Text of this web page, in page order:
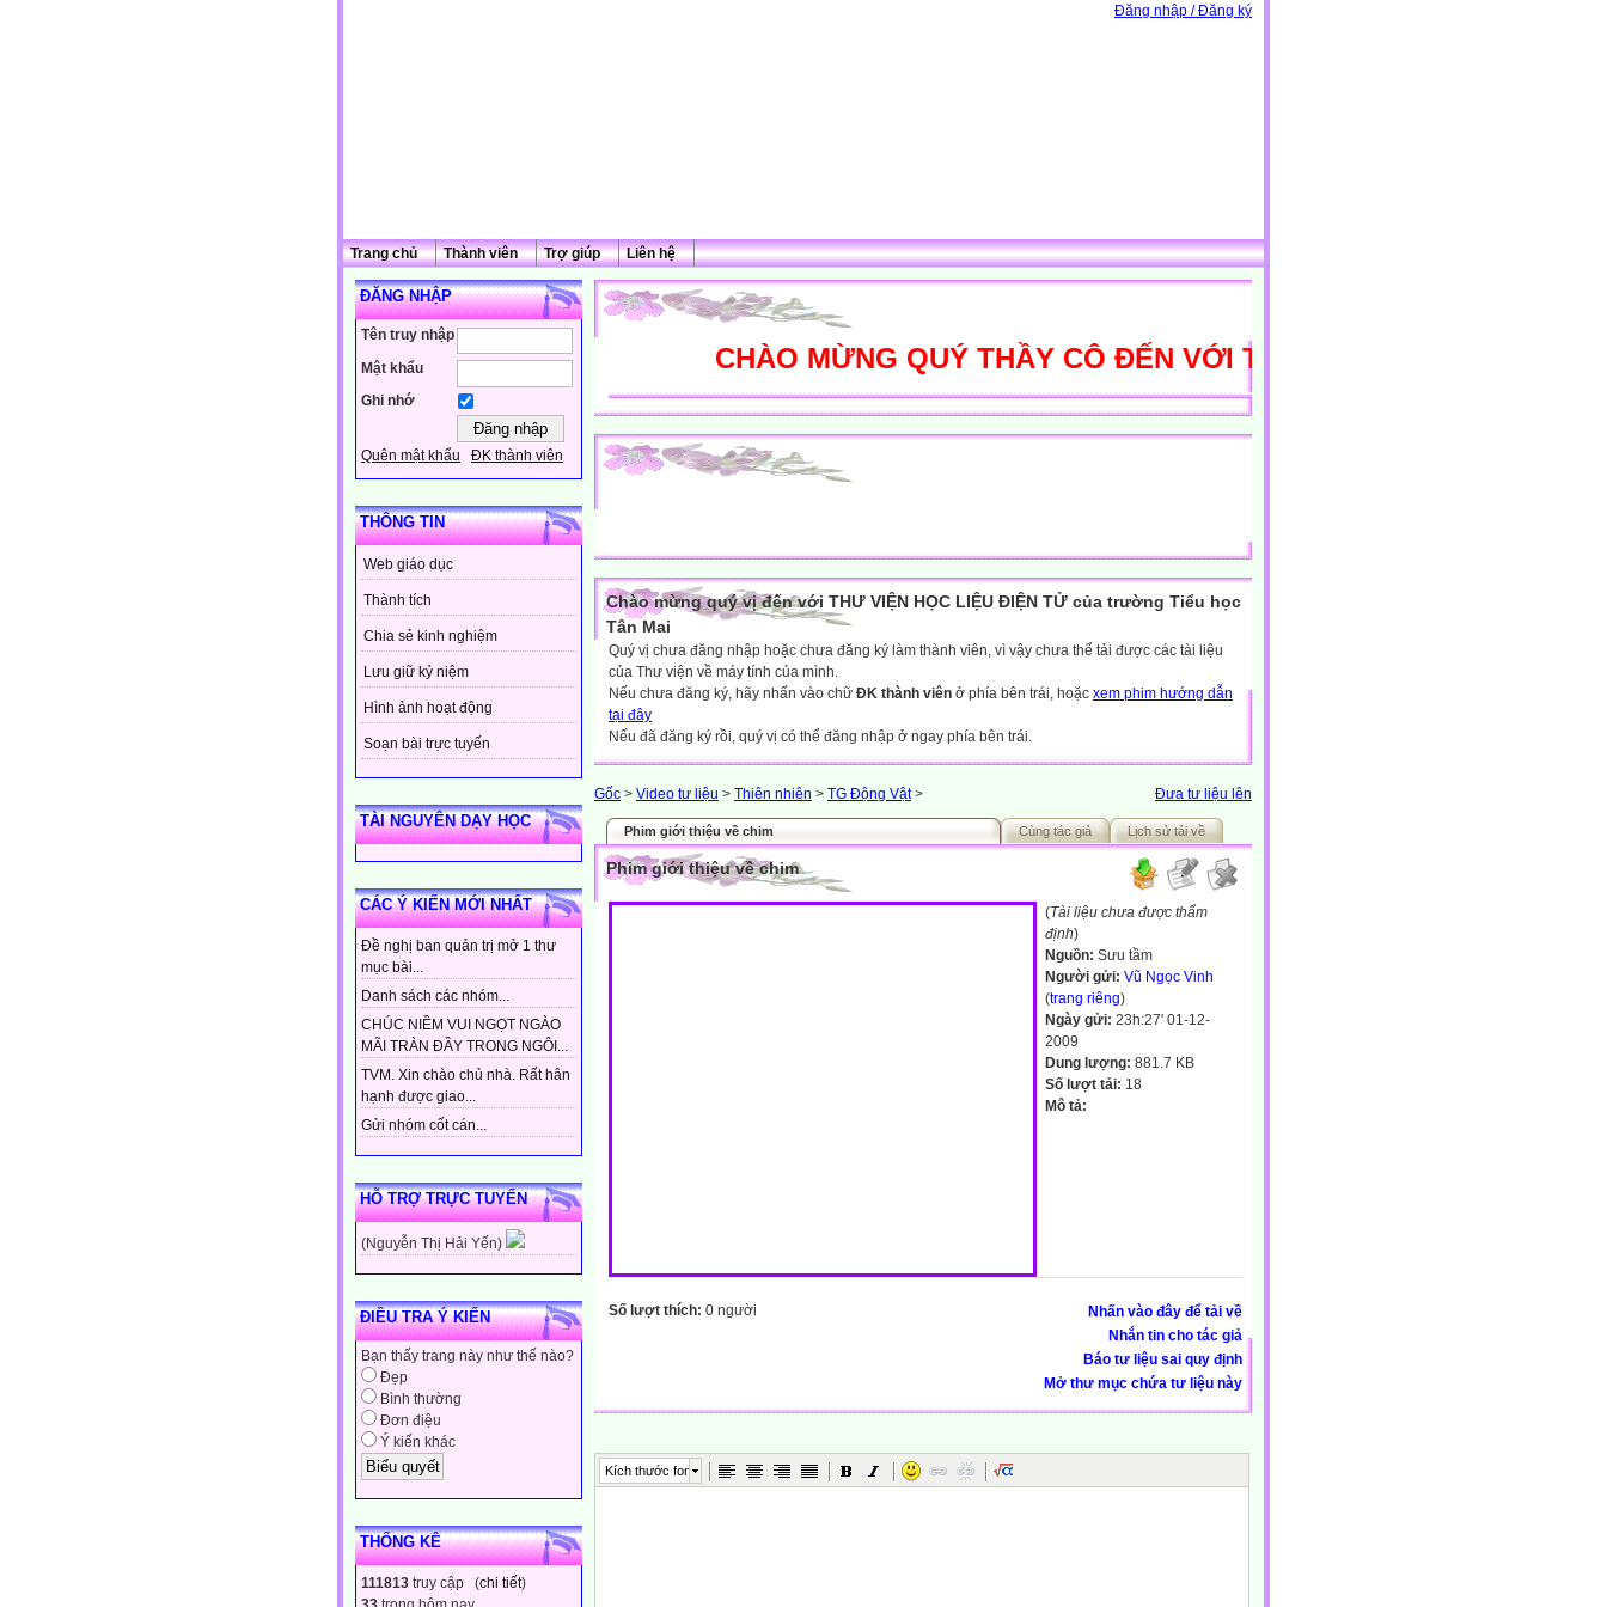
Đăng nhập / Đăng ký
Trang chủ Thành viên Trợ giúp Liên hệ
ĐĂNG NHẬP
Tên truy nhập
Mật khẩu
Ghi nhớ
Quên mật khẩu ĐK thành viên
THÔNG TIN
Web giáo dục
Thành tích
Chia sẻ kinh nghiệm
Lưu giữ kỷ niệm
Hình ảnh hoạt động
Soạn bài trực tuyến
TÀI NGUYÊN DẠY HỌC
CÁC Ý KIẾN MỚI NHẤT
Đề nghị ban quản trị mở 1 thư
mục bài...
Danh sách các nhóm...
CHÚC NIỀM VUI NGỌT NGÀO
MÃI TRÀN ĐẦY TRONG NGÔI...
TVM. Xin chào chủ nhà. Rất hân
hạnh được giao...
Gửi nhóm cốt cán...
HỖ TRỢ TRỰC TUYẾN
(Nguyễn Thị Hải Yến)
ĐIỀU TRA Ý KIẾN
Bạn thấy trang này như thế nào?
Đẹp
Bình thường
Đơn điệu
Ý kiến khác
THỐNG KÊ
111813 truy cập (chi tiết)
CHÀO MỪNG QUÝ THẦY CÔ ĐẾN VỚI THƯ VIỆN HỌC LIỆU ĐIỆN
Chào mừng quý vị đến với THƯ VIỆN HỌC LIỆU ĐIỆN TỬ của trường Tiểu học
Tân Mai
Quý vị chưa đăng nhập hoặc chưa đăng ký làm thành viên, vì vậy chưa thể tải được các tài liệu
của Thư viện về máy tính của mình.
Nếu chưa đăng ký, hãy nhấn vào chữ ĐK thành viên ở phía bên trái, hoặc xem phim hướng dẫn
tại đây
Nếu đã đăng ký rồi, quý vị có thể đăng nhập ở ngay phía bên trái.
Đưa tư liệu lên
Gốc > Video tư liệu > Thiên nhiên > TG Động Vật>
Phim giới thiệu về chim Cùng tác giả Lịch sử tải về
Phim giới thiệu về chim
(Tài liệu chưa được thẩm
định)
Nguồn: Sưu tầm
Người gửi: Vũ Ngọc Vinh
(trang riêng)
Ngày gửi: 23h:27' 01-12-
2009
Dung lượng: 881.7 KB
Số lượt tải: 18
Mô tả:
Nhấn vào đây để tải về
Nhắn tin cho tác giả
Báo tư liệu sai quy định
Mở thư mục chứa tư liệu này
Số lượt thích: 0 người
Kích thước font